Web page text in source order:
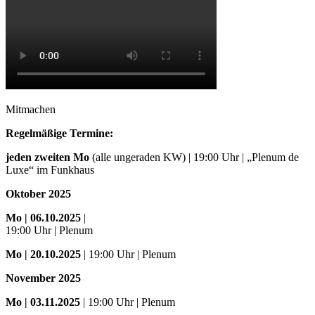
Mitmachen
Regelmäßige Termine:
jeden zweiten Mo (alle ungeraden KW) | 19:00 Uhr | „Plenum de
Luxe“ im Funkhaus
Oktober 2025
Mo | 06.10.2025 |
19:00 Uhr | Plenum
Mo | 20.10.2025 | 19:00 Uhr | Plenum
November 2025
Mo | 03.11.2025 | 19:00 Uhr | Plenum